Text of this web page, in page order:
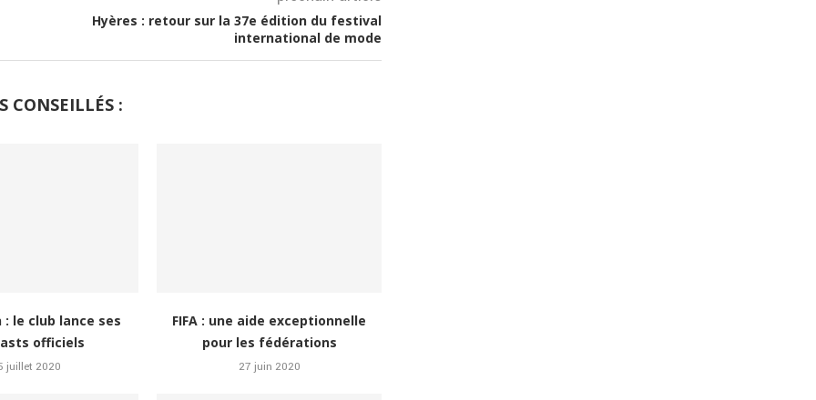
Hyères : retour sur la 37e édition du festival
international de mode
CONSEILLÉS :
le club lance ses
officiels
juillet 2020
FIFA : une aide exceptionnelle
pour les fédérations
27 juin 2020